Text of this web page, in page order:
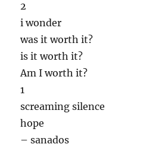
2
i wonder
was it worth it?
is it worth it?
Am I worth it?
1
screaming silence
hope
– sanados